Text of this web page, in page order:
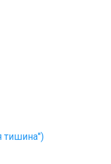
тишина")